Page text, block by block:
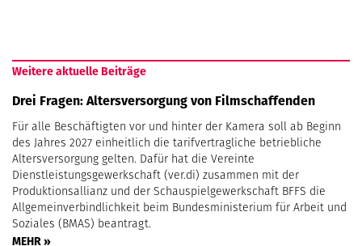
Weitere aktuelle Beiträge
Drei Fragen: Altersversorgung von Filmschaffenden
Für alle Beschäftigten vor und hinter der Kamera soll ab Beginn
des Jahres 2027 einheitlich die tarifvertragliche betriebliche
Altersversorgung gelten. Dafür hat die Vereinte
Dienstleistungsgewerkschaft (ver.di) zusammen mit der
Produktionsallianz und der Schauspielgewerkschaft BFFS die
Allgemeinverbindlichkeit beim Bundesministerium für Arbeit und
Soziales (BMAS) beantragt.
MEHR »